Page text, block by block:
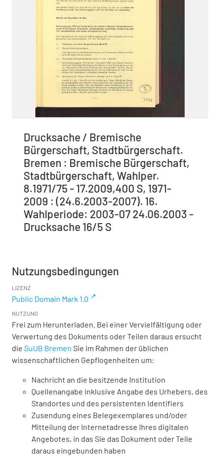
Drucksache / Bremische
Bürgerschaft, Stadtbürgerschaft.
Bremen : Bremische Bürgerschaft,
Stadtbürgerschaft, Wahlper.
8.1971/75 - 17.2009,400 S, 1971-
2009 : (24.6.2003-2007). 16.
Wahlperiode: 2003-07 24.06.2003 -
Drucksache 16/5 S
Nutzungsbedingungen
LIZENZ
Public Domain Mark 1.0
NUTZUNG
Frei zum Herunterladen. Bei einer Vervielfältigung oder
Verwertung des Dokuments oder Teilen daraus ersucht
die SuUB Bremen Sie im Rahmen der üblichen
wissenschaftlichen Gepflogenheiten um:
Nachricht an die besitzende Institution
Quellenangabe inklusive Angabe des Urhebers, des
Standortes und des persistenten Identifiers
Zusendung eines Belegexemplares und/oder
Mitteilung der Internetadresse Ihres digitalen
Angebotes, in das Sie das Dokument oder Teile
daraus eingebunden haben